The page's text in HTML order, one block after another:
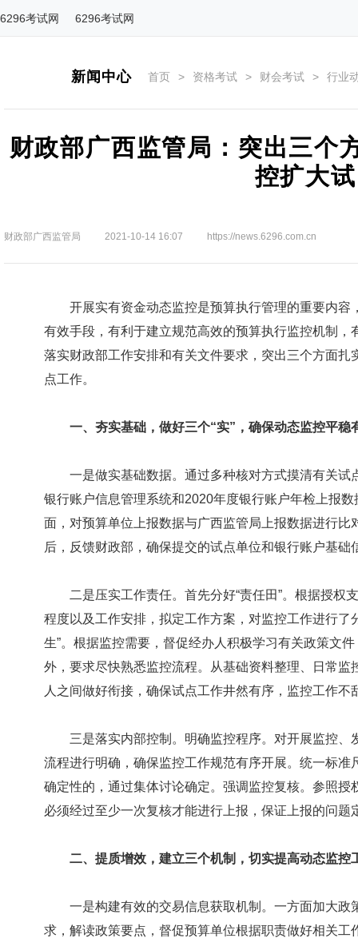
6296考试网 6296考试网
新闻中心 首页 > 资格考试 > 财会考试 > 行业
财政部广西监管局：突出三个
控扩大
财政部广西监管局 2021-10-14 16:07 https://news.6296.com.cn
开展实有资金动态监控是预算执行管理的重要内容
有效手段，有利于建立规范高效的预算执行监控机制
落实财政部工作安排和有关文件要求，突出三个方面
点工作。
一、夯实基础，做好三个“实”，确保动态监控平稳
一是做实基础数据。通过多种核对方式摸清有关试
银行账户信息管理系统和2020年度银行账户年检上报
面，对预算单位上报数据与广西监管局上报数据进行
后，反馈财政部，确保提交的试点单位和银行账户基础
二是压实工作责任。首先分好“责任田”。根据授权
程度以及工作安排，拟定工作方案，对监控工作进行了
生”。根据监控需要，督促经办人积极学习有关政策文
外，要求尽快熟悉监控流程。从基础资料整理、日常
人之间做好衔接，确保试点工作井然有序，监控工作不
三是落实内部控制。明确监控程序。对开展监控、
流程进行明确，确保监控工作规范有序开展。统一标
确定性的，通过集体讨论确定。强调监控复核。参照
必须经过至少一次复核才能进行上报，保证上报的问题
二、提质增效，建立三个机制，切实提高动态监控
一是构建有效的交易信息获取机制。一方面加大政
求，解读政策要点，督促预算单位根据职责做好相关